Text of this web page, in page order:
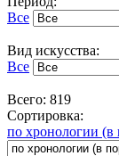
Все
Вид искусства:
Все
Всего: 819
Сортировка:
по хронологии (в